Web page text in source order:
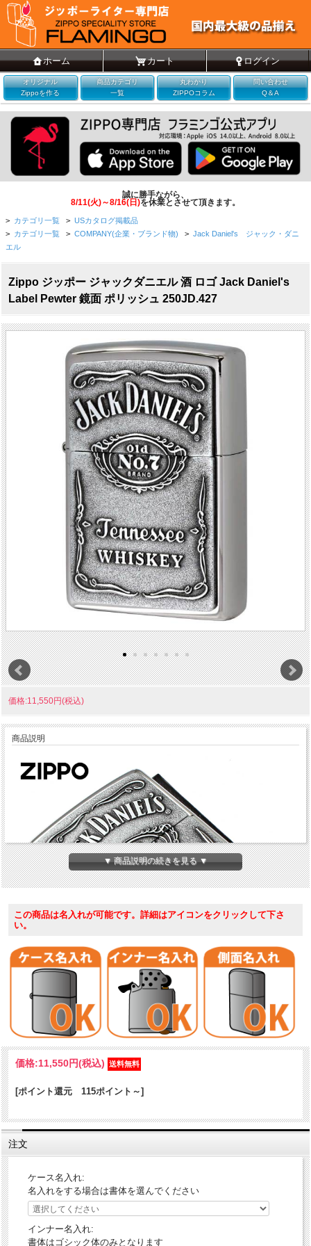
ホーム カート ログイン
オリジナル
Zippoを作る
商品カテゴリ
一覧
丸わかり
ZIPPOコラム
問い合わせ
Q＆A
誠に勝手ながら、
8/11(火)～8/16(日)を休業とさせて頂きます。
> カテゴリ一覧 > USカタログ掲載品
> カテゴリ一覧 > COMPANY(企業・ブランド物) > Jack Daniel's ジャック・ダニ
エル
Zippo ジッポー ジャックダニエル 酒 ロゴ Jack Daniel's
Label Pewter 鏡面 ポリッシュ 250JD.427
価格:11,550円(税込)
商品説明
250JD.427JackDaniel'sLabelPewter
ル）のZIPPOです。アンティーク感溢れるピューターエンブレムが渋
※NO.250ベース
※ピューター・エンブレム貼り付け
※US直輸入品
※専用外箱付き
▼ 商品説明の続きを見る ▼
この商品は名入れが可能です。詳細はアイコンをクリックして下さ
い。
価格:11,550円(税込)
[ポイント還元 115ポイント～]
注文
ケース名入れ:
名入れをする場合は書体を選んでください
インナー名入れ:
書体はゴシック体のみとなります